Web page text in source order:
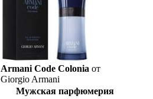
Armani Code Colonia от
Giorgio Armani
Мужская парфюмерия